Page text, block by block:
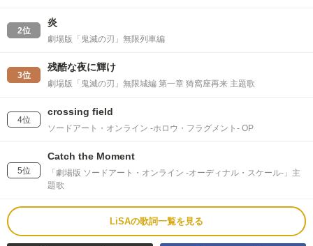
2位
炎
劇場版「鬼滅の刃」無限列車編
3位
残酷な夜に輝け
劇場版「鬼滅の刃」無限城編 第一章 猗窩座再来 主題歌
4位
crossing field
ソードアート・オンライン -ホロウ・フラグメント- OP
5位
Catch the Moment
「劇場版 ソードアート・オンライン -オーディナル・スケール-」主
題歌
LiSAの歌詞一覧を見る